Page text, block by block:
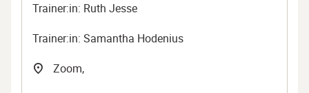
Trainer:in: Ruth Jesse
Trainer:in: Samantha Hodenius
Zoom,